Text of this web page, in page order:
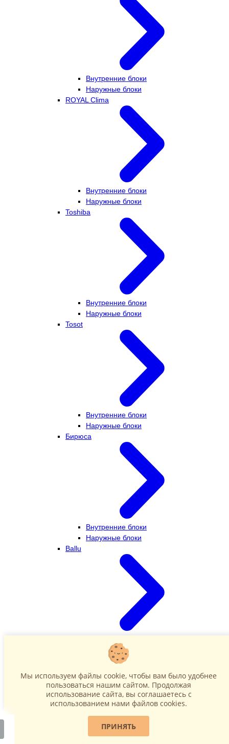
Внутренние блоки
Наружные блоки
ROYAL Clima
Внутренние блоки
Наружные блоки
Toshiba
Внутренние блоки
Наружные блоки
Tosot
Внутренние блоки
Наружные блоки
Бирюса
Внутренние блоки
Наружные блоки
Ballu
Наружные блоки
Мы используем файлы cookie, чтобы вам было удобнее
пользоваться нашим сайтом. Продолжая
использование сайта, вы соглашаетесь c
использованием нами файлов cookies.
ПРИНЯТЬ